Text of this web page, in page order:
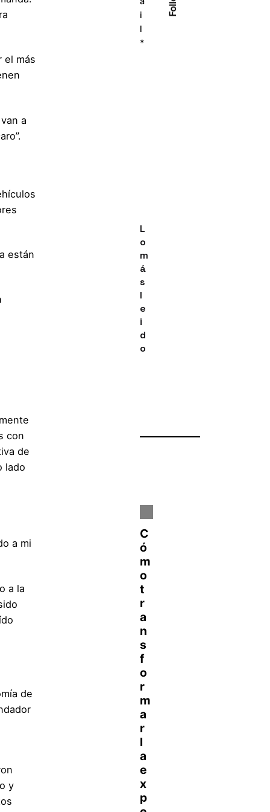
el más
a
están
con
de
lado
a mi
a la
de
y
i
l
*
L
o
m
á
s
l
e
i
d
o